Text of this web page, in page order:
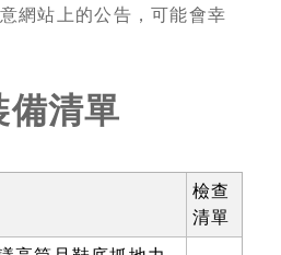
網站上的公告，可能會幸
備清單
檢查
清單